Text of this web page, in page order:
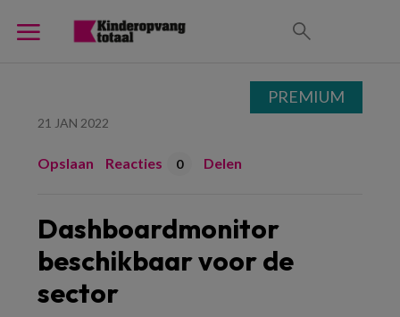
21 JAN 2022
Opslaan Reacties 0 Delen
Dashboardmonitor
beschikbaar voor de
sector
PREMIUM